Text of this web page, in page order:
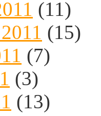
(11)
(15)
(7)
(3)
(13)